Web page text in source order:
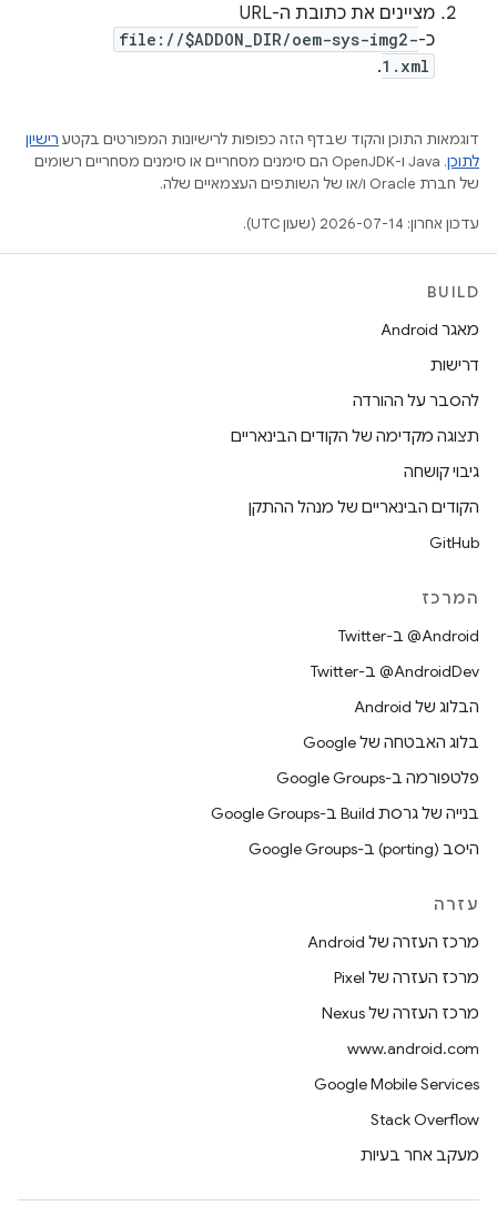
מציינים את כתובת ה-URL
כ-file://$ADDON_DIR/oem-sys-img2-
1.xml
.
דוגמאות התוכן והקוד שבדף הזה כפופות לרישיונות המפורטים בקטע רישיון
לתוכן
.‏ Java ו-OpenJDK הם סימנים מסחריים או סימנים מסחריים רשומים
של חברת Oracle ו/או של השותפים העצמאיים שלה.
עדכון אחרון: 2026-07-14 (שעון UTC).
BUILD
מאגר Android
דרישות
להסבר על ההורדה
תצוגה מקדימה של הקודים הבינאריים
גיבוי קושחה
הקודים הבינאריים של מנהל ההתקן
GitHub
המרכז
‎@Android ב-Twitter
‎@AndroidDev ב-Twitter
הבלוג של Android
בלוג האבטחה של Google
פלטפורמה ב-Google Groups
בנייה של גרסת Build ב-Google Groups
היסב (porting) ב-Google Groups
עזרה
מרכז העזרה של Android
מרכז העזרה של Pixel
מרכז העזרה של Nexus
www.android.com
Google Mobile Services
Stack Overflow
מעקב אחר בעיות